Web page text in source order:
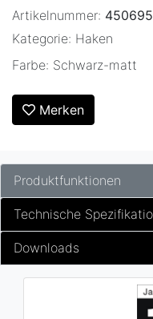
Artikelnummer:
Kategorie: Haken
Farbe: Schwarz-matt
Merken
Produktfunktionen
Technische
Downloads